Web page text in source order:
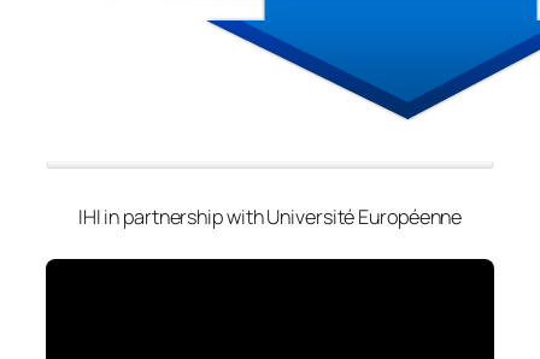
IHI in partnership with Université Européenne